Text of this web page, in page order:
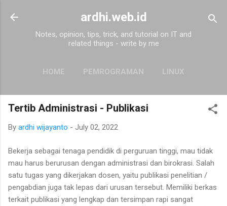
Skip to main content
ardhi.web.id
Notes, opinion, tips, trick, and tutorial on IT and
related things - write by me
HOME PEMROGRAMAN LINUX
MORE… ABOUT
Tertib Administrasi - Publikasi
By ardhi wijayanto - July 02, 2022
Bekerja sebagai tenaga pendidik di perguruan tinggi, mau tidak
mau harus berurusan dengan administrasi dan birokrasi. Salah
satu tugas yang dikerjakan dosen, yaitu publikasi penelitian /
pengabdian juga tak lepas dari urusan tersebut. Memiliki berkas
terkait publikasi yang lengkap dan tersimpan rapi sangat